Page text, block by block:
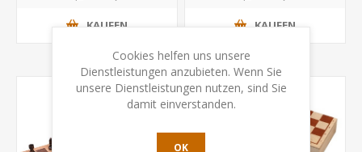
KAUFEN KAUFEN
Cookies helfen uns unsere
Dienstleistungen anzubieten. Wenn Sie
unsere Dienstleistungen nutzen, sind Sie
damit einverstanden.
OK